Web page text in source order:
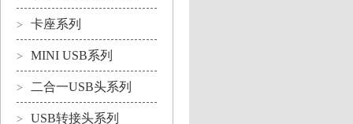
> 卡座系列
> MINI USB系列
> 二合一USB头系列
> USB转接头系列